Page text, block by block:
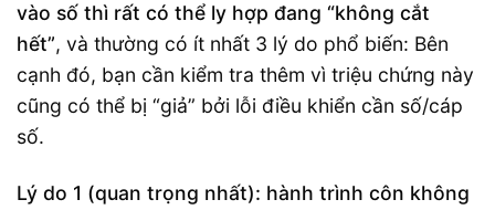
vào số thì rất có thể ly hợp đang “không cắt
hết”, và thường có ít nhất 3 lý do phổ biến: Bên
cạnh đó, bạn cần kiểm tra thêm vì triệu chứng này
cũng có thể bị “giả” bởi lỗi điều khiển cần số/cáp
số.
Lý do 1 (quan trọng nhất): hành trình côn không